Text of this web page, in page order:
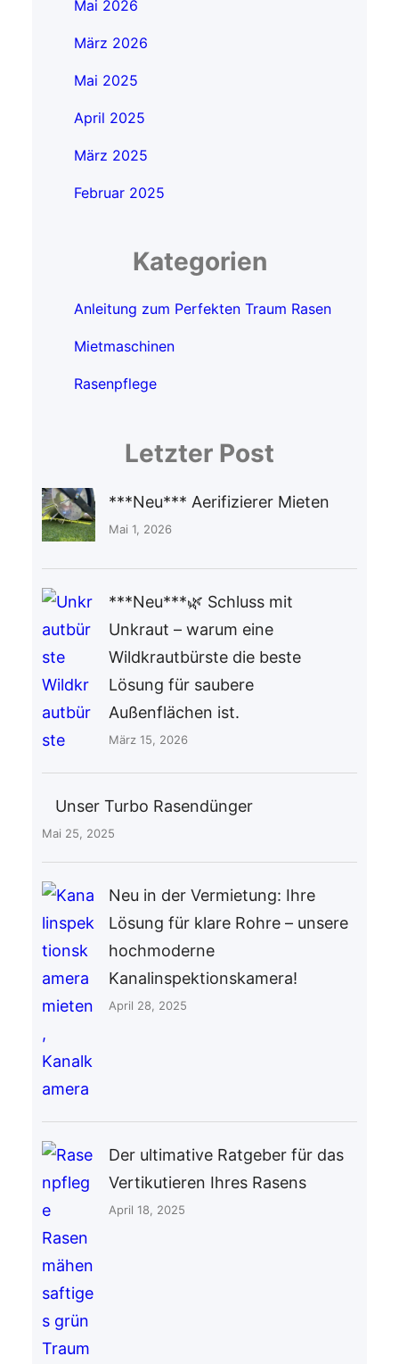
Mai 2026
März 2026
Mai 2025
April 2025
März 2025
Februar 2025
Kategorien
Anleitung zum Perfekten Traum Rasen
Mietmaschinen
Rasenpflege
Letzter Post
***Neu*** Aerifizierer Mieten
Mai 1, 2026
***Neu***🌿 Schluss mit
Unkraut – warum eine
Wildkrautbürste die beste
Lösung für saubere
Außenflächen ist.
März 15, 2026
Unser Turbo Rasendünger
Mai 25, 2025
Neu in der Vermietung: Ihre
Lösung für klare Rohre – unsere
hochmoderne
Kanalinspektionskamera!
April 28, 2025
Der ultimative Ratgeber für das
Vertikutieren Ihres Rasens
April 18, 2025